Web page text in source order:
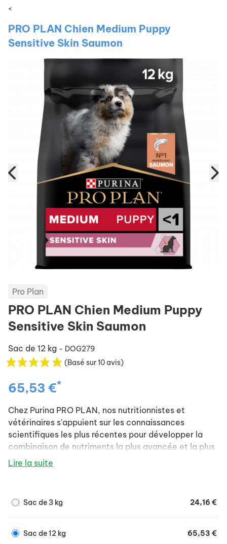
<
PRO PLAN Chien Medium Puppy
Sensitive Skin Saumon
Pro Plan
PRO PLAN Chien Medium Puppy
Sensitive Skin Saumon
Sac de 12 kg - DOG279
(Basé sur 10 avis)
65,53 €*
Chez Purina PRO PLAN, nos nutritionnistes et
vétérinaires s'appuient sur les connaissances
scientifiques les plus récentes pour développer la
combinaison de nutriments la plus avancée et la plus
efficace pour votre animal. Nos formules aident à
long terme de votre animal.
Lire la suite
Sac de 3 kg 24,16 €
Sac de 12 kg 65,53 €